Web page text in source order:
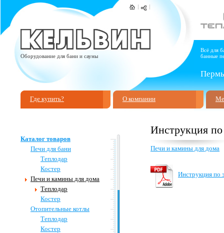
Оборудование для бани и сауны
Всё для
банные
Где купить? О компании
Каталог товаров
Печи для бани
Теплодар
Костер
Печи и камины для дома
Теплодар
Костер
Отопительные котлы
Теплодар
Костер
Инструкция
Печи и камины для дома
Инструкция по